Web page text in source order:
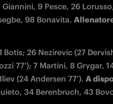
Giannini, 9 Pesce, 26
98 Bonavita.
Botis; 26 Nezirevic (27
77'); 7 Martini, 8 Grygar,
(24 Andersen 77'). A
34 Berenbruch, 43